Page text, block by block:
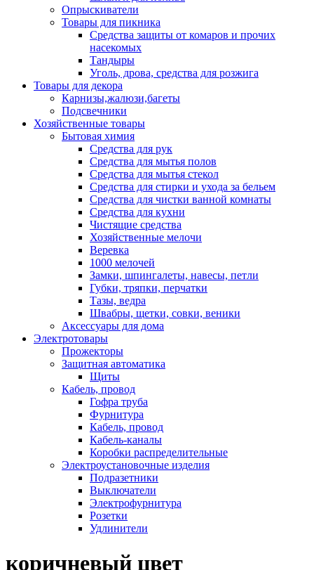
Опрыскиватели
Товары для пикника
Средства защиты от комаров и прочих
насекомых
Тандыры
Уголь, дрова, средства для розжига
Товары для декора
Карнизы,жалюзи,багеты
Подсвечники
Хозяйственные товары
Бытовая химия
Средства для рук
Средства для мытья полов
Средства для мытья стекол
Средства для стирки и ухода за бельем
Средства для чистки ванной комнаты
Средства для кухни
Чистящие средства
Хозяйственные мелочи
Веревка
1000 мелочей
Замки, шпингалеты, навесы, петли
Губки, тряпки, перчатки
Тазы, ведра
Швабры, щетки, совки, веники
Аксессуары для дома
Электротовары
Прожекторы
Защитная автоматика
Щиты
Кабель, провод
Гофра труба
Фурнитура
Кабель, провод
Кабель-каналы
Коробки распределительные
Электроустановочные изделия
Подразетники
Выключатели
Электрофурнитура
Розетки
Удлинители
коричневый цвет